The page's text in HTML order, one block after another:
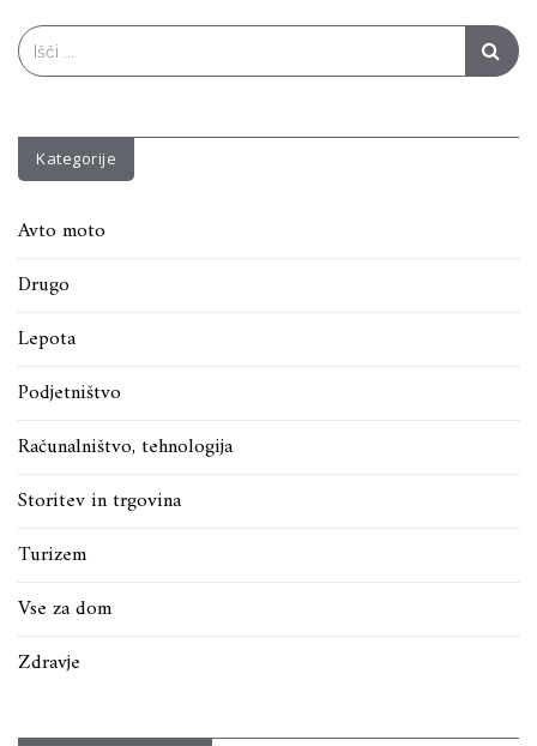
Search
for:
Kategorije
Avto moto
Drugo
Lepota
Podjetništvo
Računalništvo, tehnologija
Storitev in trgovina
Turizem
Vse za dom
Zdravje